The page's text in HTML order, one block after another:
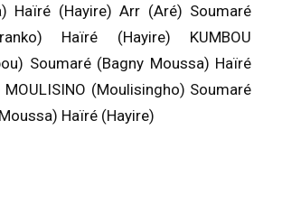
Haïré (Hayire) Arr (Aré) Soumaré
Haïré (Hayire) KUMBOU
Soumaré (Bagny Moussa) Haïré
MOULISINO (Moulisingho) Soumaré
Haïré (Hayire)